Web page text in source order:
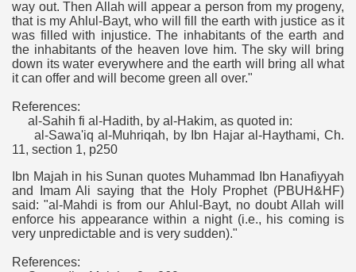
way out. Then Allah will appear a person from my progeny,
that is my Ahlul-Bayt, who will fill the earth with justice as it
was filled with injustice. The inhabitants of the earth and
the inhabitants of the heaven love him. The sky will bring
down its water everywhere and the earth will bring all what
it can offer and will become green all over."
References:
al-Sahih fi al-Hadith, by al-Hakim, as quoted in:
al-Sawa'iq al-Muhriqah, by Ibn Hajar al-Haythami, Ch.
11, section 1, p250
Ibn Majah in his Sunan quotes Muhammad Ibn Hanafiyyah
and Imam Ali saying that the Holy Prophet (PBUH&HF)
said: "al-Mahdi is from our Ahlul-Bayt, no doubt Allah will
enforce his appearance within a night (i.e., his coming is
very unpredictable and is very sudden)."
References: